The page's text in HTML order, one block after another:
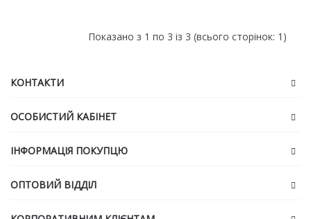
Показано з 1 по 3 із 3 (всього сторінок: 1)
КОНТАКТИ
ОСОБИСТИЙ КАБІНЕТ
ІНФОРМАЦІЯ ПОКУПЦЮ
ОПТОВИЙ ВІДДІЛ